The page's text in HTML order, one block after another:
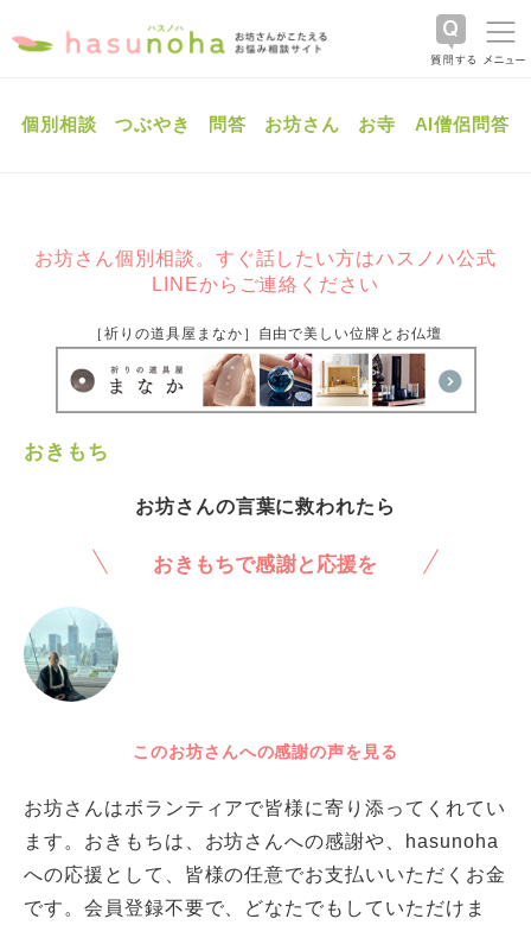
個別相談 つぶやき 問答 お坊さん お寺 AI僧侶問答
お坊さん個別相談。すぐ話したい方はハスノハ公式
LINEからご連絡ください
［祈りの道具屋まなか］自由で美しい位牌とお仏壇
おきもち
お坊さんの言葉に救われたら
おきもちで感謝と応援を
このお坊さんへの感謝の声を見る
お坊さんはボランティアで皆様に寄り添ってくれてい
ます。おきもちは、お坊さんへの感謝や、hasunoha
への応援として、皆様の任意でお支払いいただくお金
です。会員登録不要で、どなたでもしていただけま